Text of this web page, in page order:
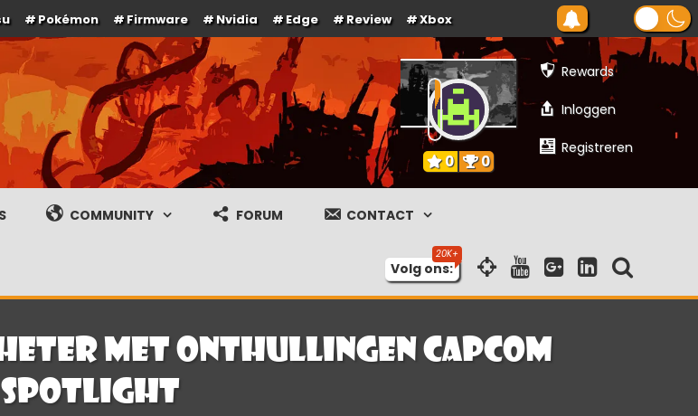
Pokémon Firmware Nvidia Edge Review Xbox
Rewards
Inloggen
Registreren
0 0
COMMUNITY FORUM CONTACT
Volg ons:
met onthullingen Capcom
Spotlight